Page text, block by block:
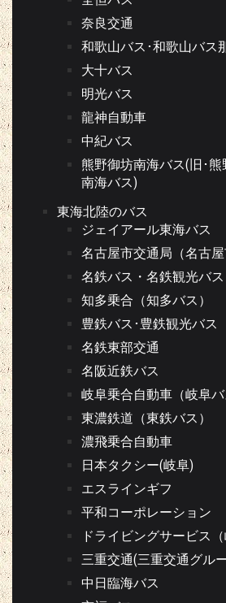
奈良交通
和歌山バス･和歌山バス
大十バス
明光バス
龍神自動車
中紀バス
熊野御坊南海バス(旧･
南海バス)
東海北陸のバス
ジェイアール東海バス
名古屋市交通局（名古屋
名鉄バス・名鉄観光バス
知多乗合（知多バス）
豊鉄バス･豊鉄観光バス
名鉄東部交通
名阪近鉄バス
岐阜乗合自動車（岐阜バ
東濃鉄道（東鉄バス）
濃飛乗合自動車
日本タクシー(岐阜)
エスラインギフ
平和コーポレーション
ドライビングサービス（
三重交通(三重交通グル
中日臨海バス